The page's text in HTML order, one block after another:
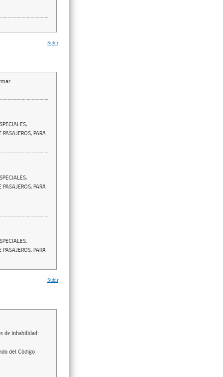
Subir
PARA
PARA
PARA
Subir
de inhabilidad:
del Código